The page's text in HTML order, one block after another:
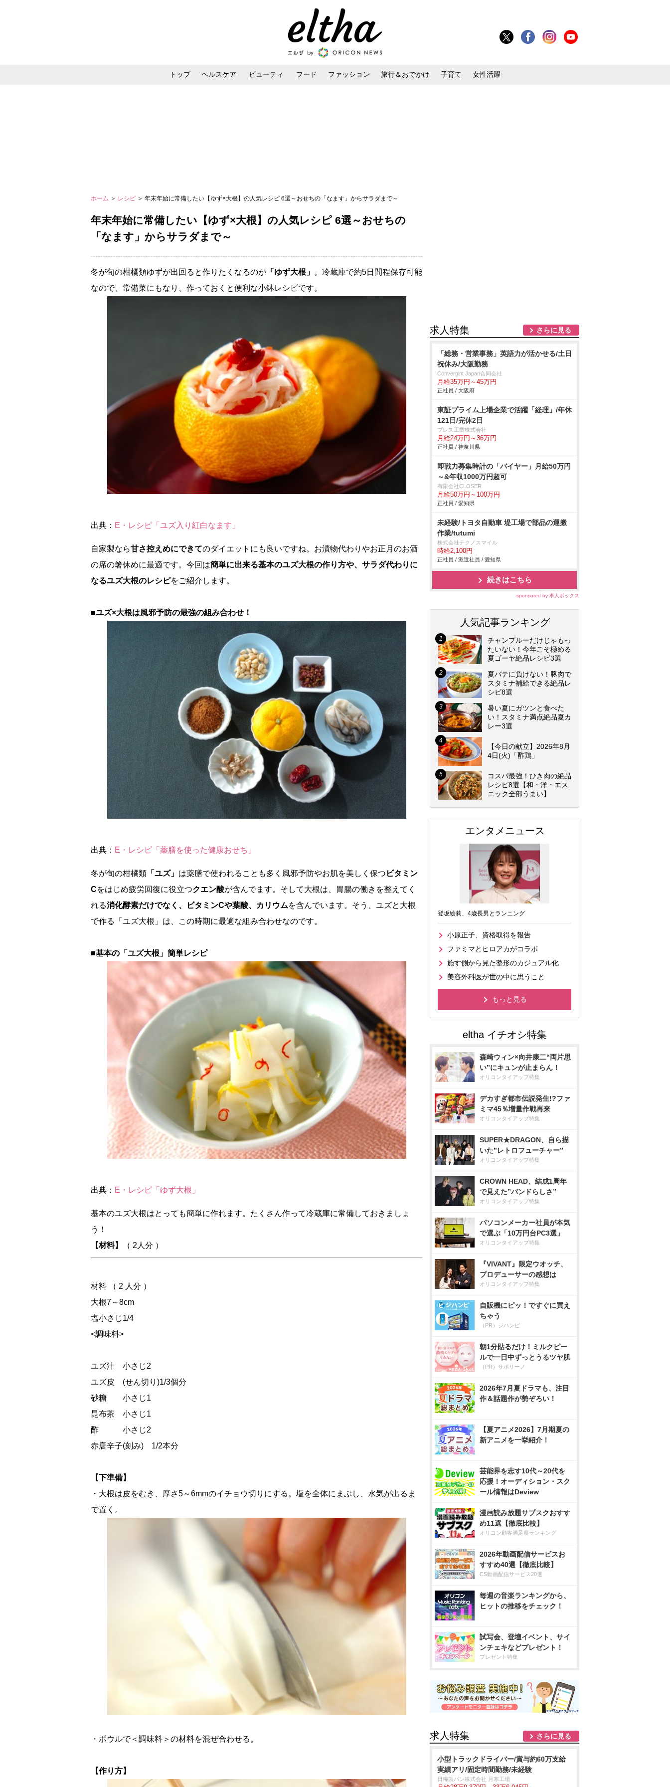
トップ ヘルスケア ビューティ フード ファッション 旅行＆おでかけ 子育て 女性活躍
ホーム ＞ レシピ ＞ 年末年始に常備したい【ゆず×大根】の人気レシピ 6選～おせちの「なます」からサラダまで～
年末年始に常備したい【ゆず×大根】の人気レシピ 6選～おせちの
「なます」からサラダまで～
冬が旬の柑橘類ゆずが出回ると作りたくなるのが 「ゆず大根」 。冷蔵庫で約5日間程保存可能
なので、常備菜にもなり、作っておくと便利な小鉢レシピです。
出典： E・レシピ「ユズ入り紅白なます」
自家製なら甘さ控えめにできてのダイエットにも良いですね。お漬物代わりやお正月のお酒
の席の箸休めに最適です。今回は簡単に出来る基本のユズ大根の作り方や、サラダ代わりに
なるユズ大根のレシピをご紹介します。
■ユズ×大根は風邪予防の最強の組み合わせ！
出典： E・レシピ「薬膳を使った健康おせち」
冬が旬の柑橘類 「ユズ」 は薬膳で使われることも多く風邪予防やお肌を美しく保つ ビタミン
Cをはじめ疲労回復に役立つクエン酸が含んでます。そして大根は、胃腸の働きを整えてく
れる消化酵素だけでなく、ビタミンCや葉酸、カリウムを含んでいます。そう、ユズと大根
で作る「ユズ大根」は、この時期に最適な組み合わせなのです。
■基本の「ユズ大根」簡単レシピ
出典： E・レシピ「ゆず大根」
基本のユズ大根はとっても簡単に作れます。たくさん作って冷蔵庫に常備しておきましょ
う！
【材料】
（ 2人分 ）
材料 （ 2 人分 ）
大根7～8cm
塩小さじ1/4
<調味料>
ユズ汁 小さじ2
ユズ皮 (せん切り)1/3個分
砂糖 小さじ1
昆布茶 小さじ1
酢 小さじ2
赤唐辛子(刻み) 1/2本分
【下準備】
・大根は皮をむき、厚さ5～6mmのイチョウ切りにする。塩を全体にまぶし、水気が出るま
で置く。
・ボウルで＜調味料＞の材料を混ぜ合わせる。
【作り方】
求人特集 さらに見る
「総務・営業事務」英語力が活かせる/土日
祝休み/大阪勤務
Convergint Japan合同会社
月給35万円～45万円
正社員 / 大阪府
東証プライム上場企業で活躍「経理」/年休
121日/完休2日
プレス工業株式会社
月給24万円～36万円
正社員 / 神奈川県
即戦力募集時計の「バイヤー」月給50万円
～&年収1000万円超可
有限会社CLOSER
月給50万円～100万円
正社員 / 愛知県
未経験/トヨタ自動車 堤工場で部品の運搬
作業/tutumi
株式会社テクノスマイル
時給2,100円
正社員 / 派遣社員 / 愛知県
続きはこちら
sponsored by 求人ボックス
人気記事ランキング
チャンプルーだけじゃもっ
たいない！今年こそ極める
夏ゴーヤ絶品レシピ3選
夏バテに負けない！豚肉で
スタミナ補給できる絶品レ
シピ8選
暑い夏にガツンと食べた
い！スタミナ満点絶品夏カ
レー3選
【今日の献立】2026年8月
4日(火)「酢鶏」
コスパ最強！ひき肉の絶品
レシピ8選【和・洋・エス
ニック全部うまい】
エンタメニュース
登坂絵莉、4歳長男とランニング
小原正子、資格取得を報告
ファミマとヒロアカがコラボ
施す側から見た整形のカジュアル化
美容外科医が世の中に思うこと
もっと見る
森崎ウィン×向井康二“両片思
い”にキュンが止まらん！
オリコンタイアップ特集
デカすぎ都市伝説発生!?ファ
ミマ45％増量作戦再来
オリコンタイアップ特集
SUPER★DRAGON、自ら描
いた”レトロフューチャー”
オリコンタイアップ特集
CROWN HEAD、結成1周年
で見えた”バンドらしさ”
オリコンタイアップ特集
パソコンメーカー社員が本気
で選ぶ「10万円台PC3選」
オリコンタイアップ特集
『VIVANT』限定ウオッチ、
プロデューサーの感想は
オリコンタイアップ特集
自販機にピッ！ですぐに買え
ちゃう
（PR）ジハンピ
朝1分貼るだけ！ミルクピー
ルで一日中ずっとうるツヤ肌
（PR）サボリーノ
2026年7月夏ドラマも、注目
作＆話題作が勢ぞろい！
【夏アニメ2026】7月期夏の
新アニメを一挙紹介！
芸能界を志す10代～20代を
応援！オーディション・スク
ール情報はDeview
漫画読み放題サブスクおすす
め11選【徹底比較】
オリコン顧客満足度ランキング
2026年動画配信サービスお
すすめ40選【徹底比較】
CS動画配信サービス20選
毎週の音楽ランキングから、
ヒットの推移をチェック！
試写会、登壇イベント、サイ
ンチェキなどプレゼント！
プレゼント特集
求人特集 さらに見る
小型トラックドライバー/賞与約60万支給
実績アリ/固定時間勤務/未経験
日糧製パン株式会社 月寒工場